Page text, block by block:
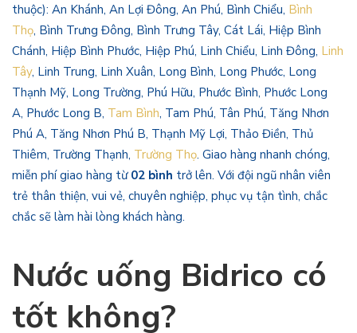
thuộc): An Khánh, An Lợi Đông, An Phú, Bình Chiểu, Bình
Thọ, Bình Trưng Đông, Bình Trưng Tây, Cát Lái, Hiệp Bình
Chánh, Hiệp Bình Phước, Hiệp Phú, Linh Chiểu, Linh Đông, Linh
Tây, Linh Trung, Linh Xuân, Long Bình, Long Phước, Long
Thạnh Mỹ, Long Trường, Phú Hữu, Phước Bình, Phước Long
A, Phước Long B, Tam Bình, Tam Phú, Tân Phú, Tăng Nhơn
Phú A, Tăng Nhơn Phú B, Thạnh Mỹ Lợi, Thảo Điền, Thủ
Thiêm, Trường Thạnh, Trường Thọ. Giao hàng nhanh chóng,
miễn phí giao hàng từ 02 bình trở lên. Với đội ngũ nhân viên
trẻ thân thiện, vui vẻ, chuyên nghiệp, phục vụ tận tình, chắc
chắc sẽ làm hài lòng khách hàng.
Nước uống Bidrico có
tốt không?